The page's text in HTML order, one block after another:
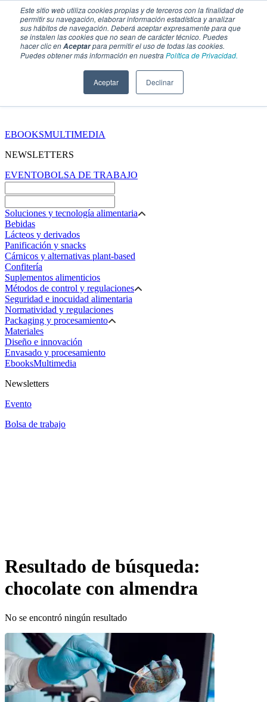
Este sitio web utiliza cookies propias y de terceros con la finalidad de
permitir su navegación, elaborar información estadística y analizar
sus hábitos de navegación. Deberá aceptar expresamente para que
se instalen las cookies que no sean de carácter técnico. Puedes
hacer clic enAceptarpara permitir el uso de todas las cookies.
Puedes obtener más información en nuestraPolítica de Privacidad.
Aceptar Declinar
EBOOKSMULTIMEDIA
NEWSLETTERS
EVENTOBOLSA DE TRABAJO
Soluciones y tecnología alimentaria
Bebidas
Lácteos y derivados
Panificación y snacks
Cárnicos y alternativas plant-based
Confitería
Suplementos alimenticios
Métodos de control y regulaciones
Seguridad e inocuidad alimentaria
Normatividad y regulaciones
Packaging y procesamiento
Materiales
Diseño e innovación
Envasado y procesamiento
EbooksMultimedia
Newsletters
Evento
Bolsa de trabajo
Resultado de búsqueda:
chocolate con almendra
No se encontró ningún resultado